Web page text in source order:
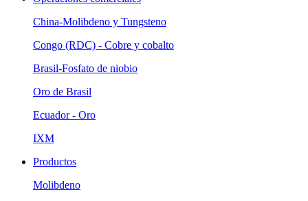
China-Molibdeno y Tungsteno
Congo (RDC) - Cobre y cobalto
Brasil-Fosfato de niobio
Oro de Brasil
Ecuador - Oro
IXM
Productos
Molibdeno